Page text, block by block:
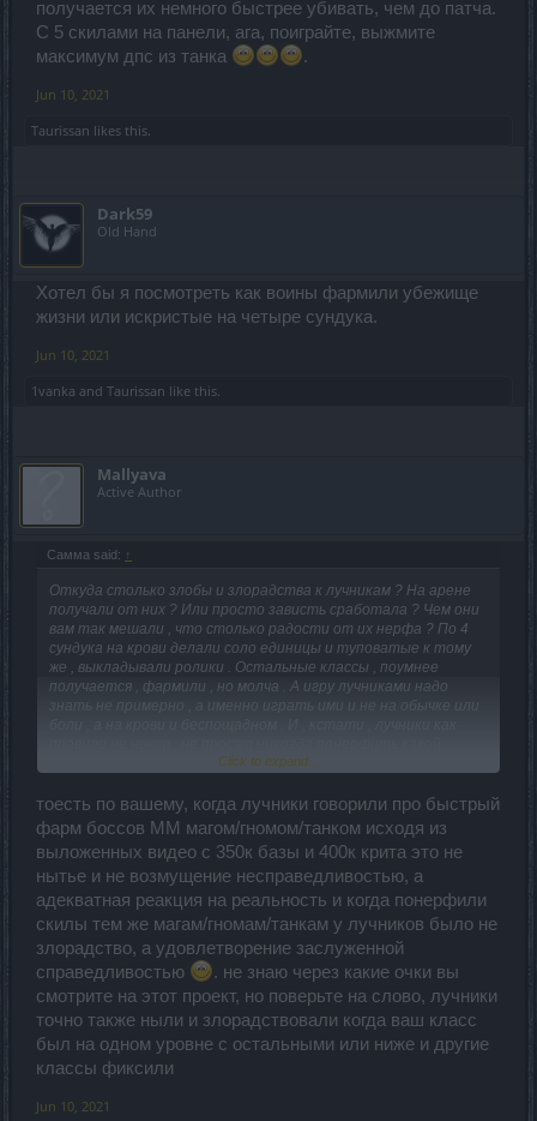
получается их немного быстрее убивать, чем до патча.
С 5 скилами на панели, ага, поиграйте, выжмите
максимум дпс из танка
.
Jun 10, 2021
Taurissan likes this.
Dark59
Old Hand
Хотел бы я посмотреть как воины фармили убежище
жизни или искристые на четыре сундука.
Jun 10, 2021
1vanka and Taurissan like this.
Mallyava
Active Author
Самма said: ↑
Откуда столько злобы и злорадства к лучникам ? На арене
получали от них ? Или просто зависть сработала ? Чем они
вам так мешали , что столько радости от их нерфа ? По 4
сундука на крови делали соло единицы и туповатые к тому
же , выкладывали ролики . Остальные классы , поумнее
получается , фармили , но молча . А игру лучниками надо
знать не примерно , а именно играть ими и не на обычке или
нибудь класс , и уж тем более не потирают ручки с
читать такие пышущие ненавистью к лучникам
высказывания , особенно на фоне , когда все классы апнули , а
луков опустили .
Click to expand...
тоесть по вашему, когда лучники говорили про быстрый
фарм боссов ММ магом/гномом/танком исходя из
выложенных видео с 350к базы и 400к крита это не
нытье и не возмущение несправедливостью, а
адекватная реакция на реальность и когда понерфили
скилы тем же магам/гномам/танкам у лучников было не
злорадство, а удовлетворение заслуженной
справедливостью
. не знаю через какие очки вы
смотрите на этот проект, но поверьте на слово, лучники
точно также ныли и злорадствовали когда ваш класс
был на одном уровне с остальными или ниже и другие
классы фиксили
Jun 10, 2021